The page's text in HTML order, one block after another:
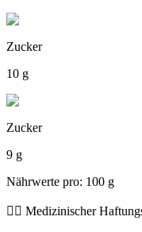
Zucker
10 g
Zucker
9 g
Nährwerte pro: 100 g
👨‍⚕️️ Medizinischer